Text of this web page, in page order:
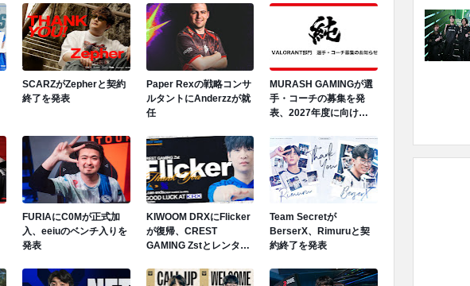
SCARZがZepherと契約
終了を発表
Paper Rexの戦略コンサ
ルタントにAnderzzが就
任
MURASH GAMINGが選
手・コーチの募集を発
表、2027年度に向けロ
FURIAにC0Mが正式加
入、eeiuのベンチ入りを
発表
KIWOOM DRXにFlicker
が復帰、CREST
GAMING Zstとレンタル
Team Secretが
BerserX、Rimuruと契
約終了を発表